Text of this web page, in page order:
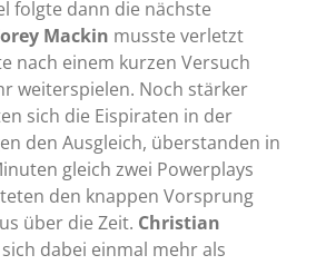
folgte dann die nächste
Mackin musste verletzt
nach einem kurzen Versuch
weiterspielen. Noch stärker
sich die Eispiraten in der
den Ausgleich, überstanden in
gleich zwei Powerplays
den knappen Vorsprung
über die Zeit. Christian
dabei einmal mehr als